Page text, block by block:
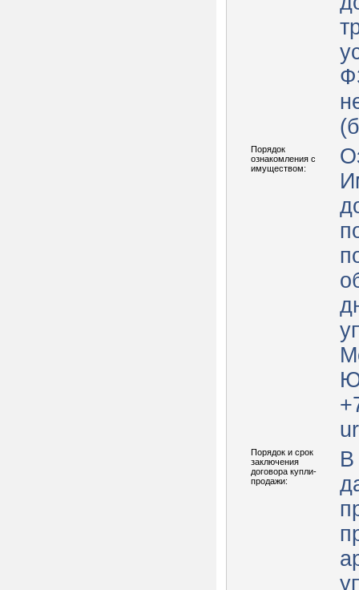
Порядок
ознакомления с
имуществом:
Порядок и срок
заключения
договора купли-
продажи:
В